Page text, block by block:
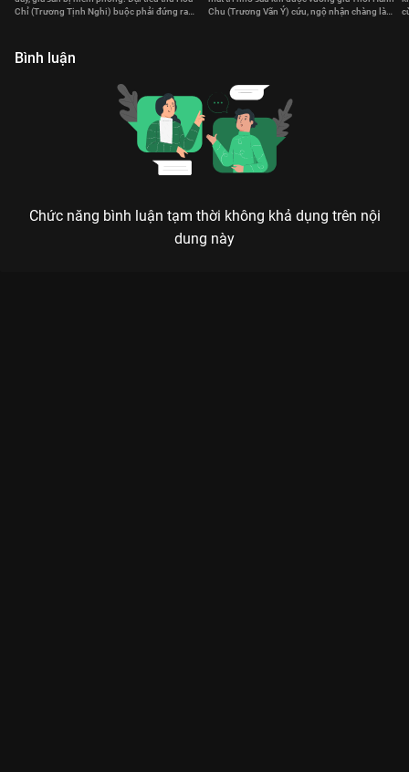
Chỉ (Trương Tịnh Nghi) buộc phải đứng ra
Chu (Trương Vãn Ý) cứu, ngộ nhận chàng là
Bình luận
Chức năng bình luận tạm thời không khả dụng trên nội
dung này